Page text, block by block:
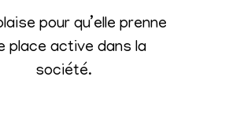
pour qu’elle prenne
place active dans la
société.